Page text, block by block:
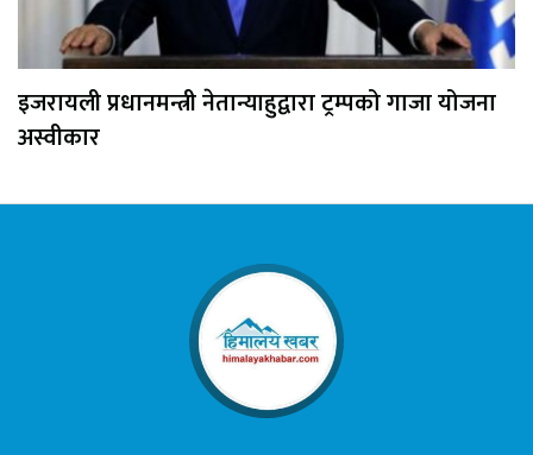
इजरायली प्रधानमन्त्री नेतान्याहुद्वारा ट्रम्पको गाजा योजना
अस्वीकार